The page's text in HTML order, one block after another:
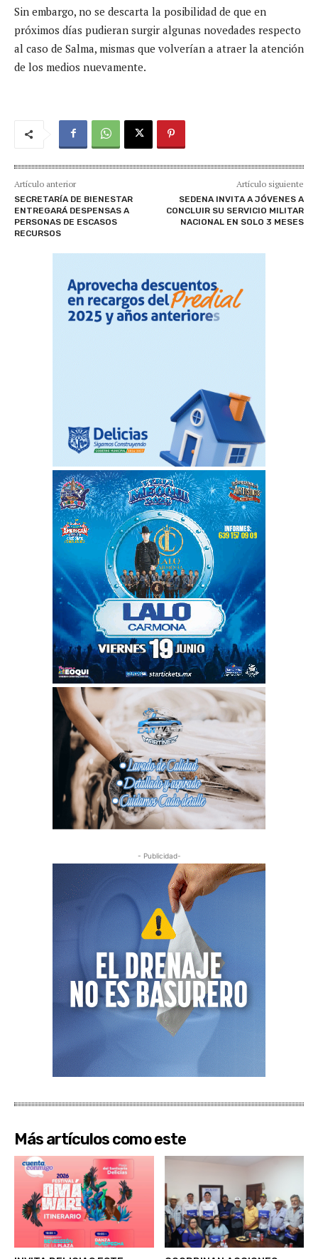
Sin embargo, no se descarta la posibilidad de que en
próximos días pudieran surgir algunas novedades respecto
al caso de Salma, mismas que volverían a atraer la atención
de los medios nuevamente.
Artículo anterior
SECRETARÍA DE BIENESTAR
ENTREGARÁ DESPENSAS A
PERSONAS DE ESCASOS
RECURSOS
Artículo siguiente
SEDENA INVITA A JÓVENES A
CONCLUIR SU SERVICIO MILITAR
NACIONAL EN SOLO 3 MESES
- Publicidad-
Más artículos como este